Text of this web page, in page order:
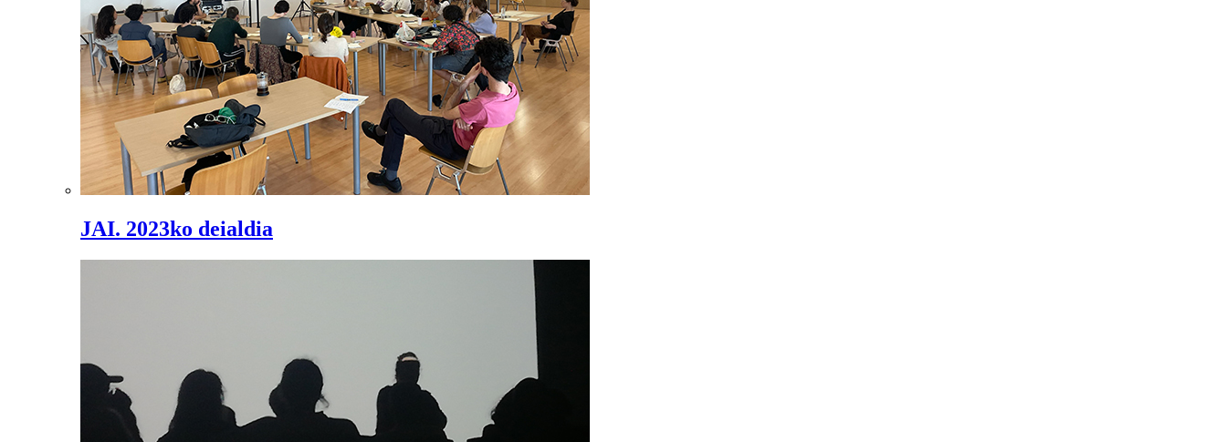
JAI. 2023ko deialdia